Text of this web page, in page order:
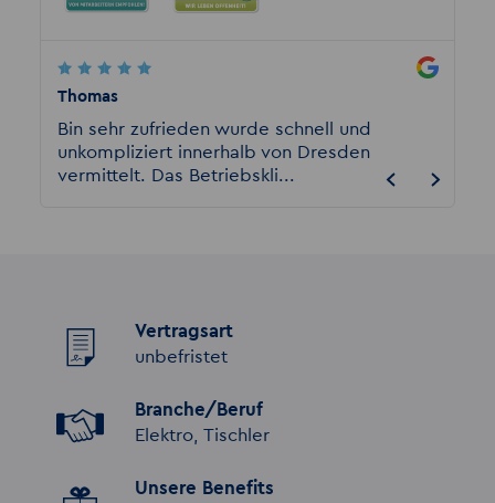
Thomas
Bin sehr zufrieden wurde schnell und
unkompliziert innerhalb von Dresden
vermittelt. Das Betriebskli...
Vertragsart
unbefristet
Branche/Beruf
Elektro, Tischler
Unsere Benefits